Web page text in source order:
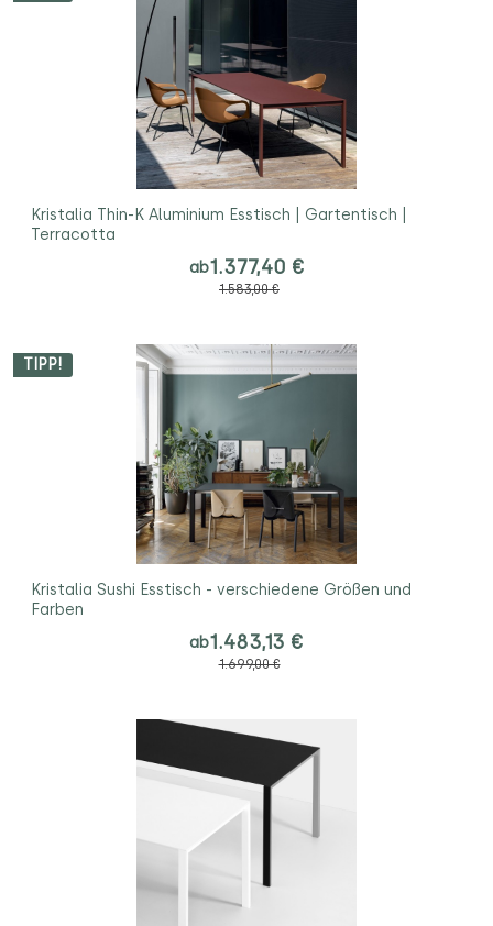
Kristalia Thin-K Aluminium Esstisch | Gartentisch |
Terracotta
ab1.377,40 €
1.583,00 €
TIPP!
Kristalia Sushi Esstisch - verschiedene Größen und
Farben
ab1.483,13 €
1.699,00 €